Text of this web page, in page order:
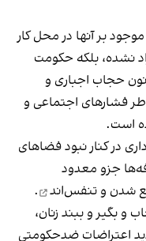
بر آنها در محل کار
نشده، بلکه حکومت
حجاب اجباری و
فشارهای اجتماعی و
است.
در کنار نبود فضاهای
جزو معدود
شدن و تنفس‌اند
.
و بگیر و ببند زنان،
اعتراضات ضدحکومتی